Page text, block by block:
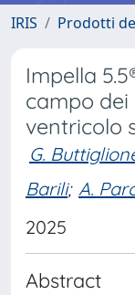
IRIS Prodotti
Impella
campo dei
ventricolo
G.
Barili; A.
2025
Abstract